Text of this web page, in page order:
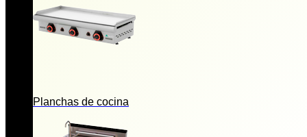
Planchas de cocina